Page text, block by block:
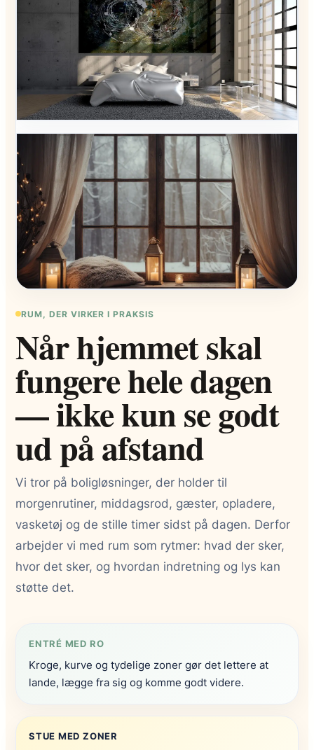
RUM, DER VIRKER I PRAKSIS
Når hjemmet skal
fungere hele dagen
— ikke kun se godt
ud på afstand
Vi tror på boligløsninger, der holder til
morgenrutiner, middagsrod, gæster, opladere,
vasketøj og de stille timer sidst på dagen. Derfor
arbejder vi med rum som rytmer: hvad der sker,
hvor det sker, og hvordan indretning og lys kan
støtte det.
ENTRÉ MED RO
Kroge, kurve og tydelige zoner gør det lettere at
lande, lægge fra sig og komme godt videre.
STUE MED ZONER